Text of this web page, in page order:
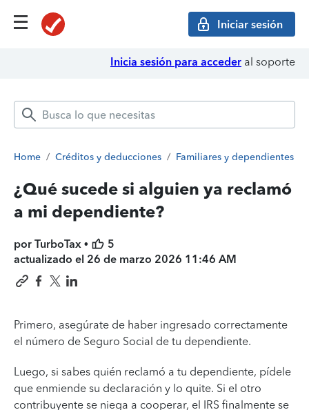
Iniciar sesión
Inicia sesión para acceder al soporte
Home / Créditos y deducciones / Familiares y dependientes
¿Qué sucede si alguien ya reclamó
a mi dependiente?
por TurboTax •
5
actualizado el 26 de marzo 2026 11:46 AM
Primero, asegúrate de haber ingresado correctamente
el número de Seguro Social de tu dependiente.
Luego, si sabes quién reclamó a tu dependiente, pídele
que enmiende su declaración y lo quite. Si el otro
contribuyente se niega a cooperar, el IRS finalmente se